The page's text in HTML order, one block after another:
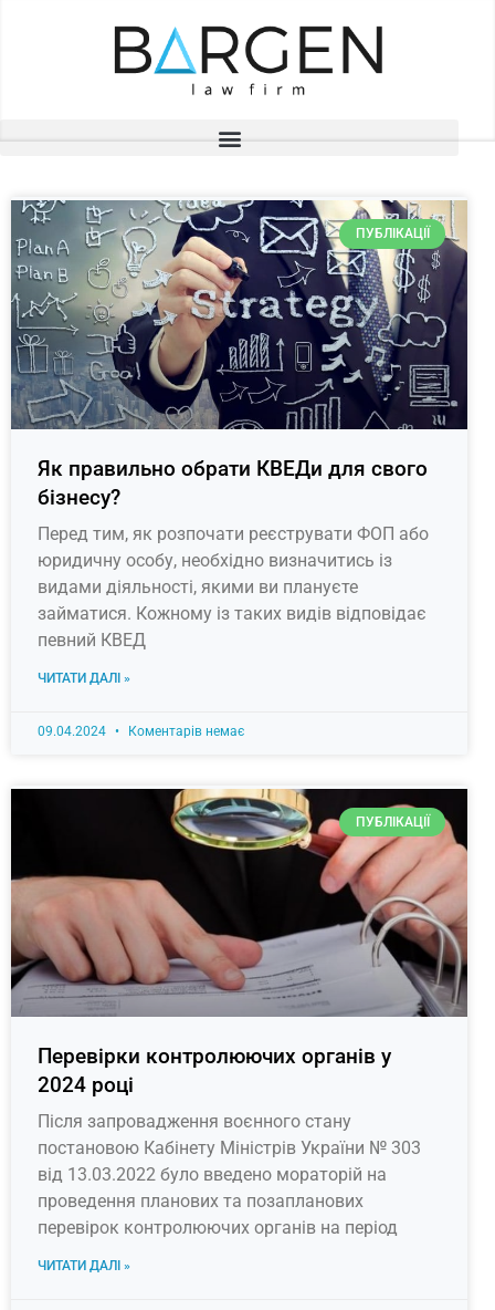
ПУБЛІКАЦІЇ
Як правильно обрати КВЕДи для свого
бізнесу?
Перед тим, як розпочати реєструвати ФОП або
юридичну особу, необхідно визначитись із
видами діяльності, якими ви плануєте
займатися. Кожному із таких видів відповідає
певний КВЕД
ЧИТАТИ ДАЛІ »
09.04.2024 Коментарів немає
ПУБЛІКАЦІЇ
Перевірки контролюючих органів у
2024 році
Після запровадження воєнного стану
постановою Кабінету Міністрів України № 303
від 13.03.2022 було введено мораторій на
проведення планових та позапланових
перевірок контролюючих органів на період
ЧИТАТИ ДАЛІ »